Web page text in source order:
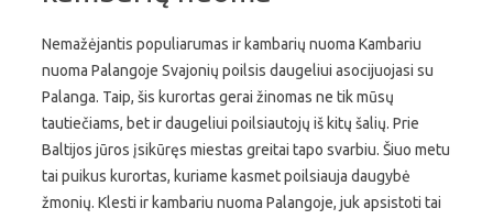
Nemažėjantis populiarumas ir kambarių nuoma Kambariu
nuoma Palangoje Svajonių poilsis daugeliui asocijuojasi su
Palanga. Taip, šis kurortas gerai žinomas ne tik mūsų
tautiečiams, bet ir daugeliui poilsiautojų iš kitų šalių. Prie
Baltijos jūros įsikūręs miestas greitai tapo svarbiu. Šiuo metu
tai puikus kurortas, kuriame kasmet poilsiauja daugybė
žmonių. Klesti ir kambariu nuoma Palangoje, juk apsistoti tai